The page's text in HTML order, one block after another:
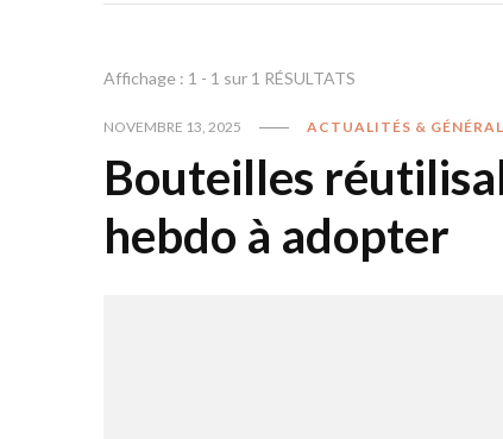
Affichage : 1 - 1 sur 1 RÉSULTATS
NOVEMBRE 13, 2025 ACTUALITÉS &
Bouteilles
hebdo à adopter